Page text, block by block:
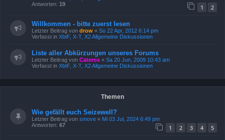
Antworten: 19 1 2
Willkommen - bitte zuerst lesen
Letzter Beitrag von drow « So 22 Apr, 2012 6:14 pm
Verfasst in XbtF, X-T, X2 Allgemeine Diskussionen
Liste aller Abkürzungen unseres Forums
Letzter Beitrag von Cateros « Sa 20 Jun, 2009 10:43 am
Verfasst in XbtF, X-T, X2 Allgemeine Diskussionen
Themen
Wie gefällt euch Seizewell?
Letzter Beitrag von smove « Mi 03 Jul, 2024 6:49 pm
Antworten: 67 1 2 3 4 5